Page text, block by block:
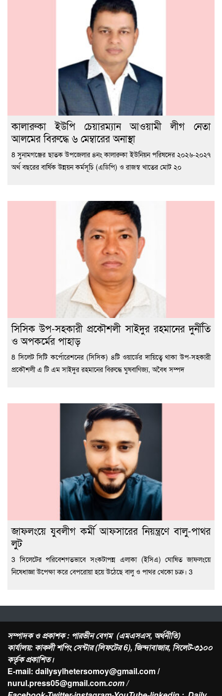
কালারুকা ইউপি চেয়ারম্যান আওয়ামী লীগ নেতা
আলমের বিরুদ্ধে ৬ মেম্বারের অনাস্থা
8 সুনামগঞ্জের ছাতক উপজেলার ৪নং কালারুকা ইউনিয়ন পরিষদের ২০২৬-২০২৭
অর্থ বছরের বার্ষিক উন্নয়ন কর্মসূচি (এডিপি) ও রাজস্ব খাতের মোট ২০
সিসিক উপ-সহকারী প্রকৌশলী সাইদুর রহমানের দুর্নীতি
ও অপকর্মের পাহাড়
8 সিলেট সিটি কর্পোরেশনের (সিসিক) ৪টি ওয়ার্ডের দায়িত্বে থাকা উপ-সহকারী
প্রকৌশলী এ টি এম সাইদুর রহমানের বিরুদ্ধে ঘুষবাণিজ্য, অবৈধ সম্পদ
জাফলংয়ে যুবলীগ কর্মী আফসারের নিয়ন্ত্রণে বালু-পাথর
লুট
3 সিলেটের পরিবেশগতভাবে সংকটাপন্ন এলাকা (ইসিএ) ঘোষিত জাফলংয়ে
নিষেধাজ্ঞা উপেক্ষা করে বেপরোয়া হয়ে উঠেছে বালু ও পাথর খেকো চক্র। 3
সম্পাদক ও প্রকাশক : পারভীন বেগম (এমএসএস, অর্থনীতি)
কার্যালয়: কাকলী শপিং সেন্টার (লিফটের 6), জিন্দাবাজার, সিলেট-৩১০০
কর্তৃক প্রকাশিত।
E-mail: dailysylhetersomoy@gmail.com /
nurul.press05@gmail.com.com /